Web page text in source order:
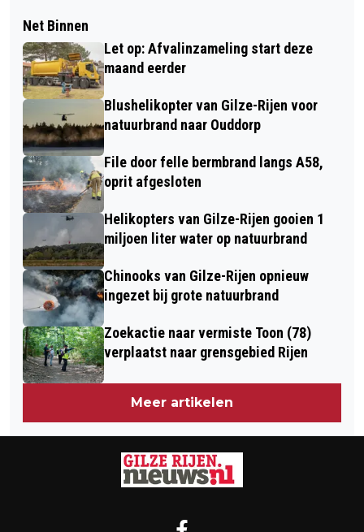
Net Binnen
Let op: Afvalinzameling start deze
maand eerder
Blushelikopter van Gilze-Rijen voor
natuurbrand naar Ouddorp
File door felle bermbrand langs A58,
oprit afgesloten
Helikopters van Gilze-Rijen gooien 1
miljoen liter water op natuurbrand
Chinooks van Gilze-Rijen opnieuw
ingezet bij grote natuurbrand
Zoekactie naar vermiste Toon (78)
verplaatst naar grensgebied Rijen
Meer artikelen